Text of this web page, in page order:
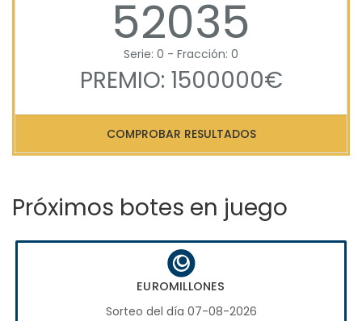
52035
Serie: 0 - Fracción: 0
PREMIO: 1500000€
COMPROBAR RESULTADOS
Próximos botes en juego
EUROMILLONES
Sorteo del día 07-08-2026